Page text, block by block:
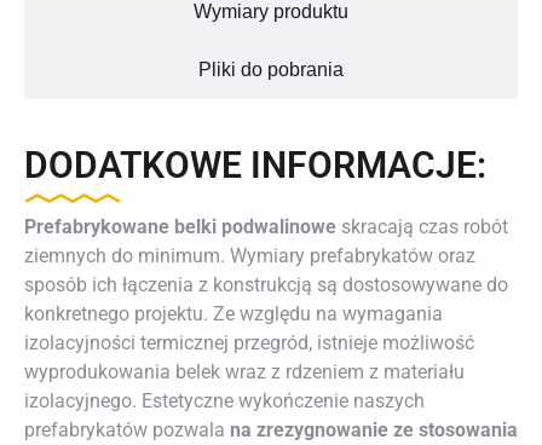
Wymiary produktu
Pliki do pobrania
DODATKOWE INFORMACJE:
Prefabrykowane belki podwalinowe skracają czas robót
ziemnych do minimum. Wymiary prefabrykatów oraz
sposób ich łączenia z konstrukcją są dostosowywane do
konkretnego projektu. Ze względu na wymagania
izolacyjności termicznej przegród, istnieje możliwość
wyprodukowania belek wraz z rdzeniem z materiału
izolacyjnego. Estetyczne wykończenie naszych
prefabrykatów pozwala na zrezygnowanie ze stosowania